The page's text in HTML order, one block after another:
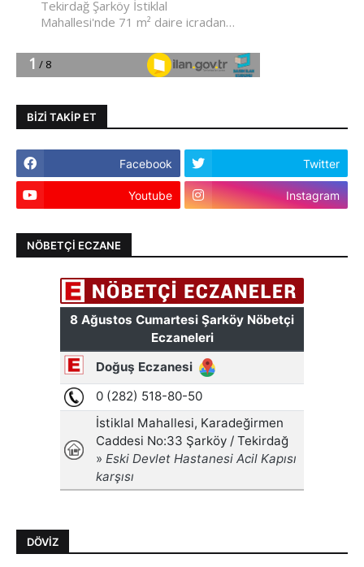
BIZI TAKIP ET
Facebook Twitter
Youtube Instagram
NÖBETÇI ECZANE
DÖVIZ